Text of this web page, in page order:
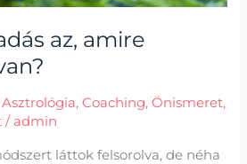
az, amire
Asztrológia,Coaching,Önismeret,
/ admin
láttok felsorolva, de néha